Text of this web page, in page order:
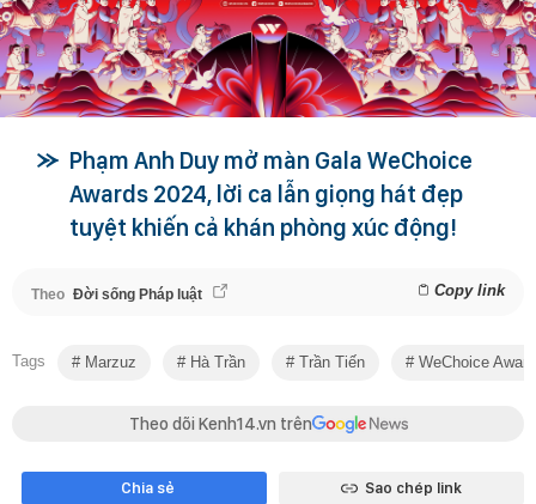
Phạm Anh Duy mở màn Gala WeChoice
Awards 2024, lời ca lẫn giọng hát đẹp
tuyệt khiến cả khán phòng xúc động!
Theo Đời sống Pháp luật Copy link
Tags Marzuz Hà Trần Trần Tiến WeChoice
Theo dõi Kenh14.vn trên
Chia sẻ Sao chép link